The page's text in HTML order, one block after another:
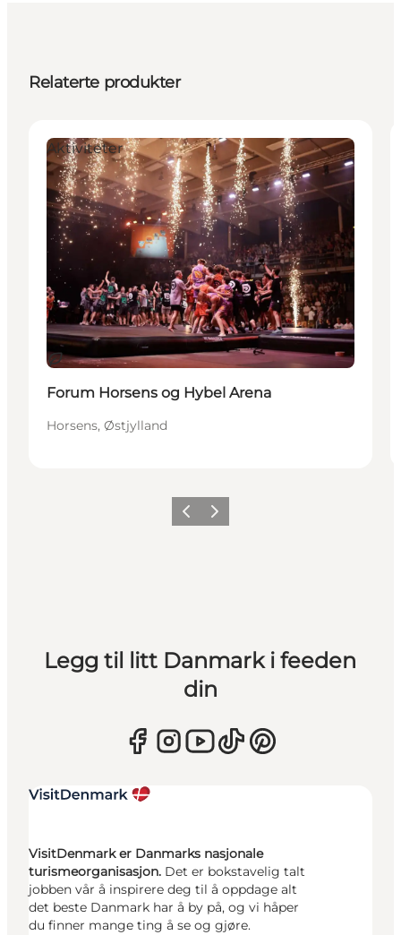
Relaterte produkter
Bærekraftig
Aktiviteter
Forum Horsens og Hybel Arena
Horsens, Østjylland
ForrigeNeste
Legg til litt Danmark i feeden
din
VisitDenmark er Danmarks nasjonale
turismeorganisasjon. Det er bokstavelig talt
jobben vår å inspirere deg til å oppdage alt
det beste Danmark har å by på, og vi håper
du finner mange ting å se og gjøre.